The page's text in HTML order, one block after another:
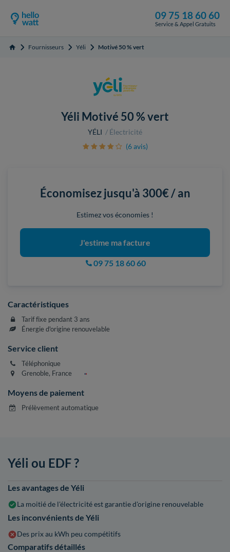
09 75 18 60 60
Service & Appel Gratuits
Accueil Fournisseurs Yéli Motivé 50 % vert
Yéli Motivé 50 % vert
YÉLI
Électricité
(6 avis)
Économisez jusqu'à 300€ / an
Estimez vos économies !
J'estime ma facture
09 75 18 60 60
Caractéristiques
Tarif fixe pendant 3 ans
Énergie d'origine renouvelable
Service client
Téléphonique
Grenoble, France
Moyens de paiement
Prélèvement automatique
Yéli ou EDF ?
Les avantages de Yéli
La moitié de l'électricité est garantie d'origine renouvelable
Les inconvénients de Yéli
Des prix au kWh peu compétitifs
Comparatifs détaillés